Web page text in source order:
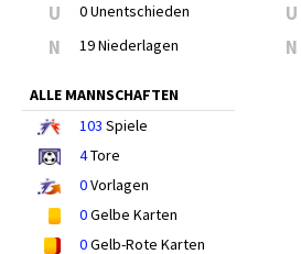
U 0 Unentschieden
N 19 Niederlagen
U
N
ALLE MANNSCHAFTEN
103 Spiele
4Tore
0Vorlagen
0Gelbe Karten
0Gelb-Rote Karten